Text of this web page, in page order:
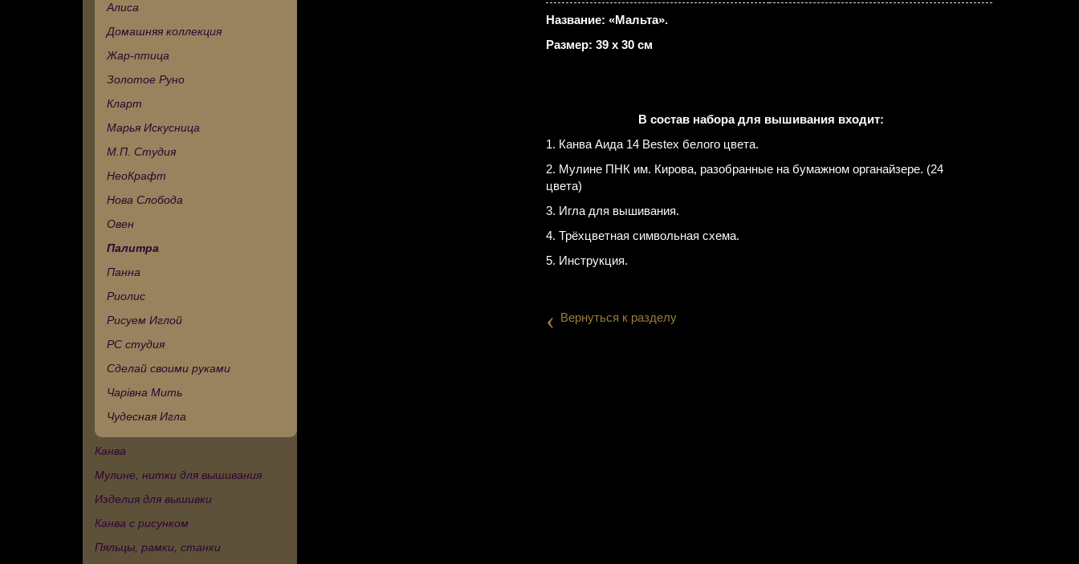
Алиса
Домашняя коллекция
Жар-птица
Золотое Руно
Кларт
Марья Искусница
М.П. Студия
НеоКрафт
Нова Слобода
Овен
Палитра
Панна
Риолис
Рисуем Иглой
РС студия
Сделай своими руками
Чарівна Мить
Чудесная Игла
Канва
Мулине, нитки для вышивания
Изделия для вышивки
Канва с рисунком
Пяльцы, рамки, станки
Название: «Мальта».
Размер: 39 х 30 см
В состав набора для вышивания входит:
1. Канва Аида 14 Bestex белого цвета.
2. Мулине ПНК им. Кирова, разобранные на бумажном органайзере. (24
цвета)
3. Игла для вышивания.
4. Трёхцветная символьная схема.
5. Инструкция.
‹ Вернуться к разделу